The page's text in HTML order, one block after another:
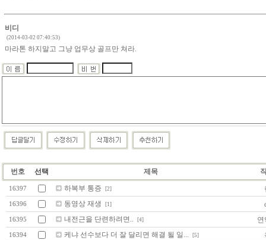
비디
(2014-03-02 07:40:53)
마라톤 하지말고 그냥 업무상 골프만 쳐라.
번호 선택 제목
16397 하복부 통증 [2]
16396 동영상 재생 [1]
16395 내전근을 단련하려면.. [4] 연
16394 케냐 선수보다 더 잘 달리면 해결 될 일... [5]